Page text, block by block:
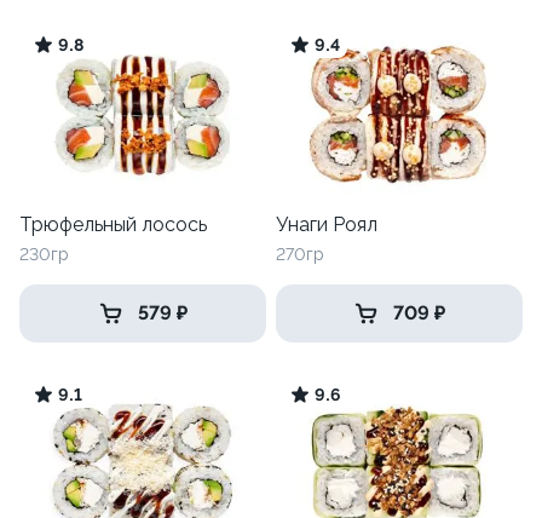
9.8
Трюфельный лосось
230гр
579 ₽
9.4
Унаги Роял
270гр
709 ₽
9.1 9.6